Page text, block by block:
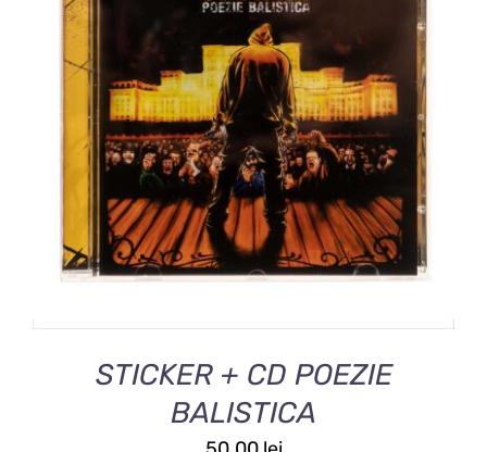
ADAUGĂ ÎN COȘ / DETALII
STICKER + CD POEZIE
BALISTICA